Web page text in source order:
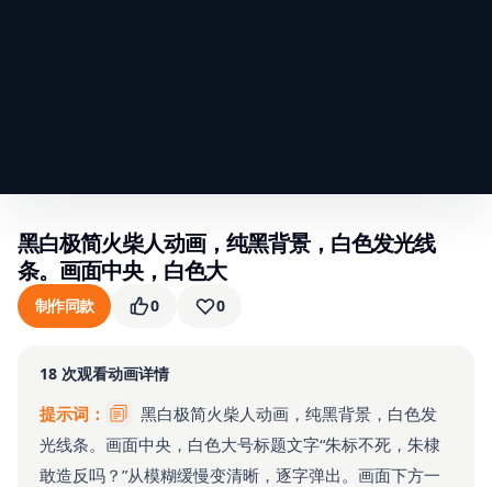
黑白极简火柴人动画，纯黑背景，白色发光线
条。画面中央，白色大
制作同款 0 0
18 次观看动画详情
提示词：
黑白极简火柴人动画，纯黑背景，白色发
光线条。画面中央，白色大号标题文字“朱标不死，朱棣
敢造反吗？”从模糊缓慢变清晰，逐字弹出。画面下方一